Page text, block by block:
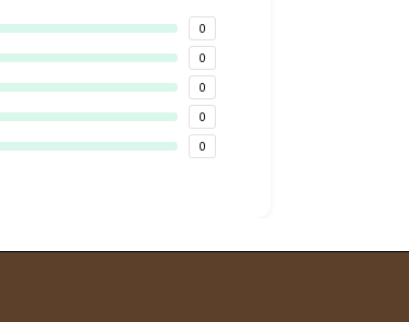
0
0
0
0
0